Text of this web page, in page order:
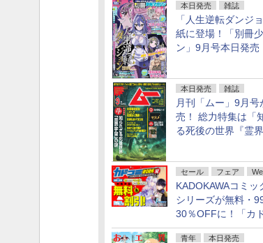
本日発売 雑誌
「人生逆転ダンジ
紙に登場！「別冊
ン」9月号本日発売
本日発売 雑誌
月刊「ムー」9月号
売！ 総力特集は「
る死後の世界『霊界
セール フェア
KADOKAWAコミッ
シリーズが無料・
30％OFFに！「カ
ェア 2026」第2弾
青年 本日発売